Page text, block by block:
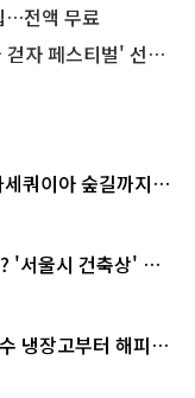
…전액 무료
티벌' 선착순 5천명
세쿼이아 숲길까지…
'서울시 건축상' 수
냉장고부터 해피소